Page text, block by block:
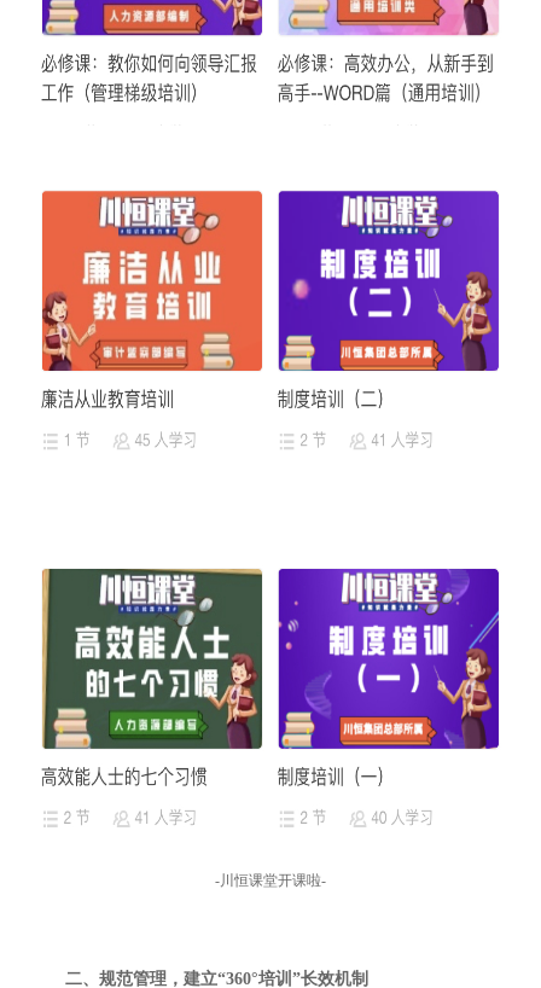
-川恒课堂开课啦-
二、规范管理，建立“360°培训”长效机制